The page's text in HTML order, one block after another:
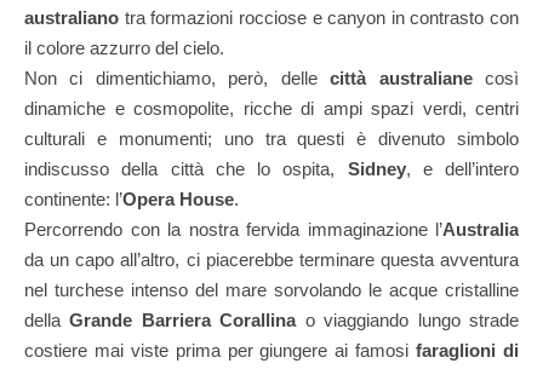
australiano tra formazioni rocciose e canyon in contrasto con
il colore azzurro del cielo.
Non ci dimentichiamo, però, dellecittà australianecosì
dinamiche e cosmopolite, ricche di ampi spazi verdi, centri
culturali e monumenti; uno tra questi è divenuto simbolo
indiscusso della città che lo ospita, Sidney, e dell’intero
continente: l’Opera House.
Percorrendo con la nostra fervida immaginazione l’Australia
da un capo all’altro, ci piacerebbe terminare questa avventura
nel turchese intenso del mare sorvolando le acque cristalline
dellaGrande Barriera Corallinao viaggiando lungo strade
costiere mai viste prima per giungere ai famosifaraglioni di